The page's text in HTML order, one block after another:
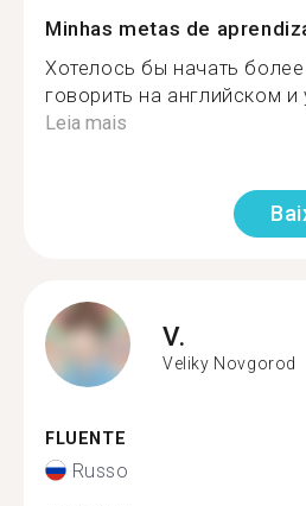
Minhas metas de
Хотелось бы начать
говорить на английском и
Leia mais
V.
Veliky Novgorod
FLUENTE
Russo